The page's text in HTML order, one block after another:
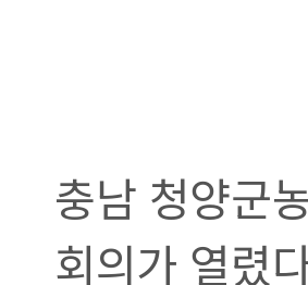
충남 청양군
회의가 열렸